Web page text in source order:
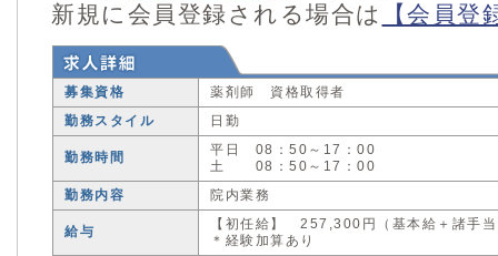
新規に会員登録される場合は
【会員登
募集資格
薬剤師 資格取得者
勤務スタイル
日勤
勤務時間
平日 08：50～17：00
土 08：50～17：00
勤務内容
院内業務
給与
【初任給】 257,300円（基本給＋諸手
＊経験加算あり